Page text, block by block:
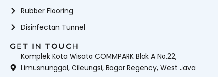
Rubber Flooring
Disinfectan Tunnel
GET IN TOUCH
Komplek Kota Wisata COMMPARK Blok A No.22,
Limusnunggal, Cileungsi, Bogor Regency, West Java